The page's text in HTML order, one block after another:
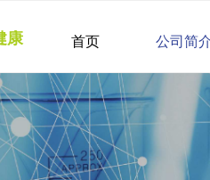
首页 公司简
康